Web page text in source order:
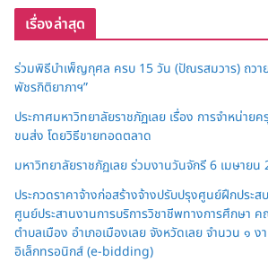
เรื่องล่าสุด
ร่วมพิธีบำเพ็ญกุศล ครบ 15 วัน (ปัณรสมวาร) ถวาย
พัชรกิติยาภาฯ”
ประกาศมหาวิทยาลัยราชภัฏเลย เรื่อง การจำหน่า
ขนส่ง โดยวิธีขายทอดตลาด
มหาวิทยาลัยราชภัฏเลย ร่วมงานวันจักรี 6 เมษายน
ประกวดราคาจ้างก่อสร้างจ้างปรับปรุงศูนย์ฝึกประ
ศูนย์ประสานงานการบริการวิชาชีพทางการศึกษา
ตำบลเมือง อำเภอเมืองเลย จังหวัดเลย จำนวน ๑ ง
อิเล็กทรอนิกส์ (e-bidding)